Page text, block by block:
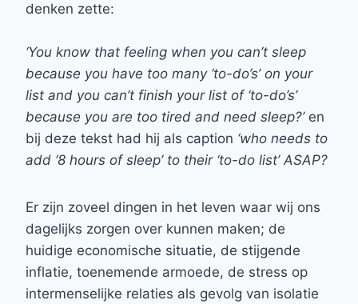
denken zette:
‘You know that feeling when you can’t sleep
because you have too many ‘to-do’s’ on your
list and you can’t finish your list of ‘to-do’s’
because you are too tired and need sleep?’en
bij deze tekst had hij als caption ‘who needs to
add ‘8 hours of sleep’ to their ‘to-do list’ ASAP?
Er zijn zoveel dingen in het leven waar wij ons
dagelijks zorgen over kunnen maken; de
huidige economische situatie, de stijgende
inflatie, toenemende armoede, de stress op
intermenselijke relaties als gevolg van isolatie